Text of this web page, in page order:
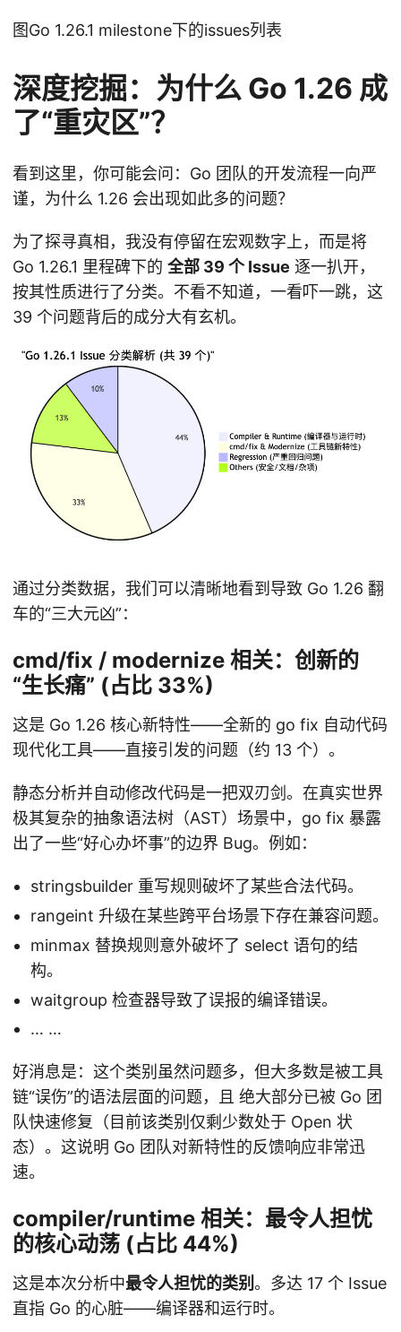
图Go 1.26.1 milestone下的issues列表
深度挖掘：为什么 Go 1.26 成
了“重灾区”？
看到这里，你可能会问：Go 团队的开发流程一向严
谨，为什么 1.26 会出现如此多的问题？
为了探寻真相，我没有停留在宏观数字上，而是将
Go 1.26.1 里程碑下的 全部 39 个 Issue 逐一扒开，
按其性质进行了分类。不看不知道，一看吓一跳，这
39 个问题背后的成分大有玄机。
通过分类数据，我们可以清晰地看到导致 Go 1.26 翻
车的“三大元凶”：
cmd/fix / modernize 相关：创新的
“生长痛” (占比 33%)
这是 Go 1.26 核心新特性——全新的 go fix 自动代码
现代化工具——直接引发的问题（约 13 个）。
静态分析并自动修改代码是一把双刃剑。在真实世界
极其复杂的抽象语法树（AST）场景中，go fix 暴露
出了一些“好心办坏事”的边界 Bug。例如：
stringsbuilder 重写规则破坏了某些合法代码。
rangeint 升级在某些跨平台场景下存在兼容问题。
minmax 替换规则意外破坏了 select 语句的结
构。
waitgroup 检查器导致了误报的编译错误。
… …
好消息是：这个类别虽然问题多，但大多数是被工具
链“误伤”的语法层面的问题，且 绝大部分已被 Go 团
队快速修复（目前该类别仅剩少数处于 Open 状
态）。这说明 Go 团队对新特性的反馈响应非常迅
速。
compiler/runtime 相关：最令人担忧
的核心动荡 (占比 44%)
这是本次分析中最令人担忧的类别。多达 17 个 Issue
直指 Go 的心脏——编译器和运行时。